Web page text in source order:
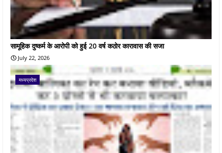
सामूहिक दुष्कर्म के आरोपी को हुई 20 वर्ष कठोर कारावास की सजा
July 22, 2026
मध्यप्रदेश